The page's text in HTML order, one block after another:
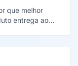
que melhor
entrega ao